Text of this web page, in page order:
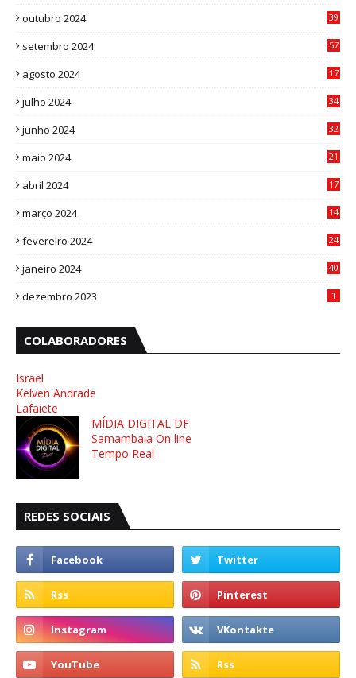
outubro 2024
39
setembro 2024
57
agosto 2024
17
julho 2024
34
junho 2024
32
maio 2024
21
abril 2024
17
março 2024
14
fevereiro 2024
24
janeiro 2024
40
dezembro 2023 1
COLABORADORES
Israel
Kelven Andrade
Lafaiete
MÍDIA DIGITAL DF
Samambaia On line
Tempo Real
REDES SOCIAIS